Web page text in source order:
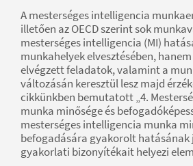
A mesterséges intelligencia
illetően az OECD szerint sok
mesterséges intelligencia (MI)
munkahelyek elvesztésében,
elvégzett feladatok, valamint a
változásán keresztül lesz majd
cikkünkben bemutatott „4.
munka minősége és
mesterséges intelligencia munka
befogadására gyakorolt hatásának
gyakorlati bizonyítékait helyezi